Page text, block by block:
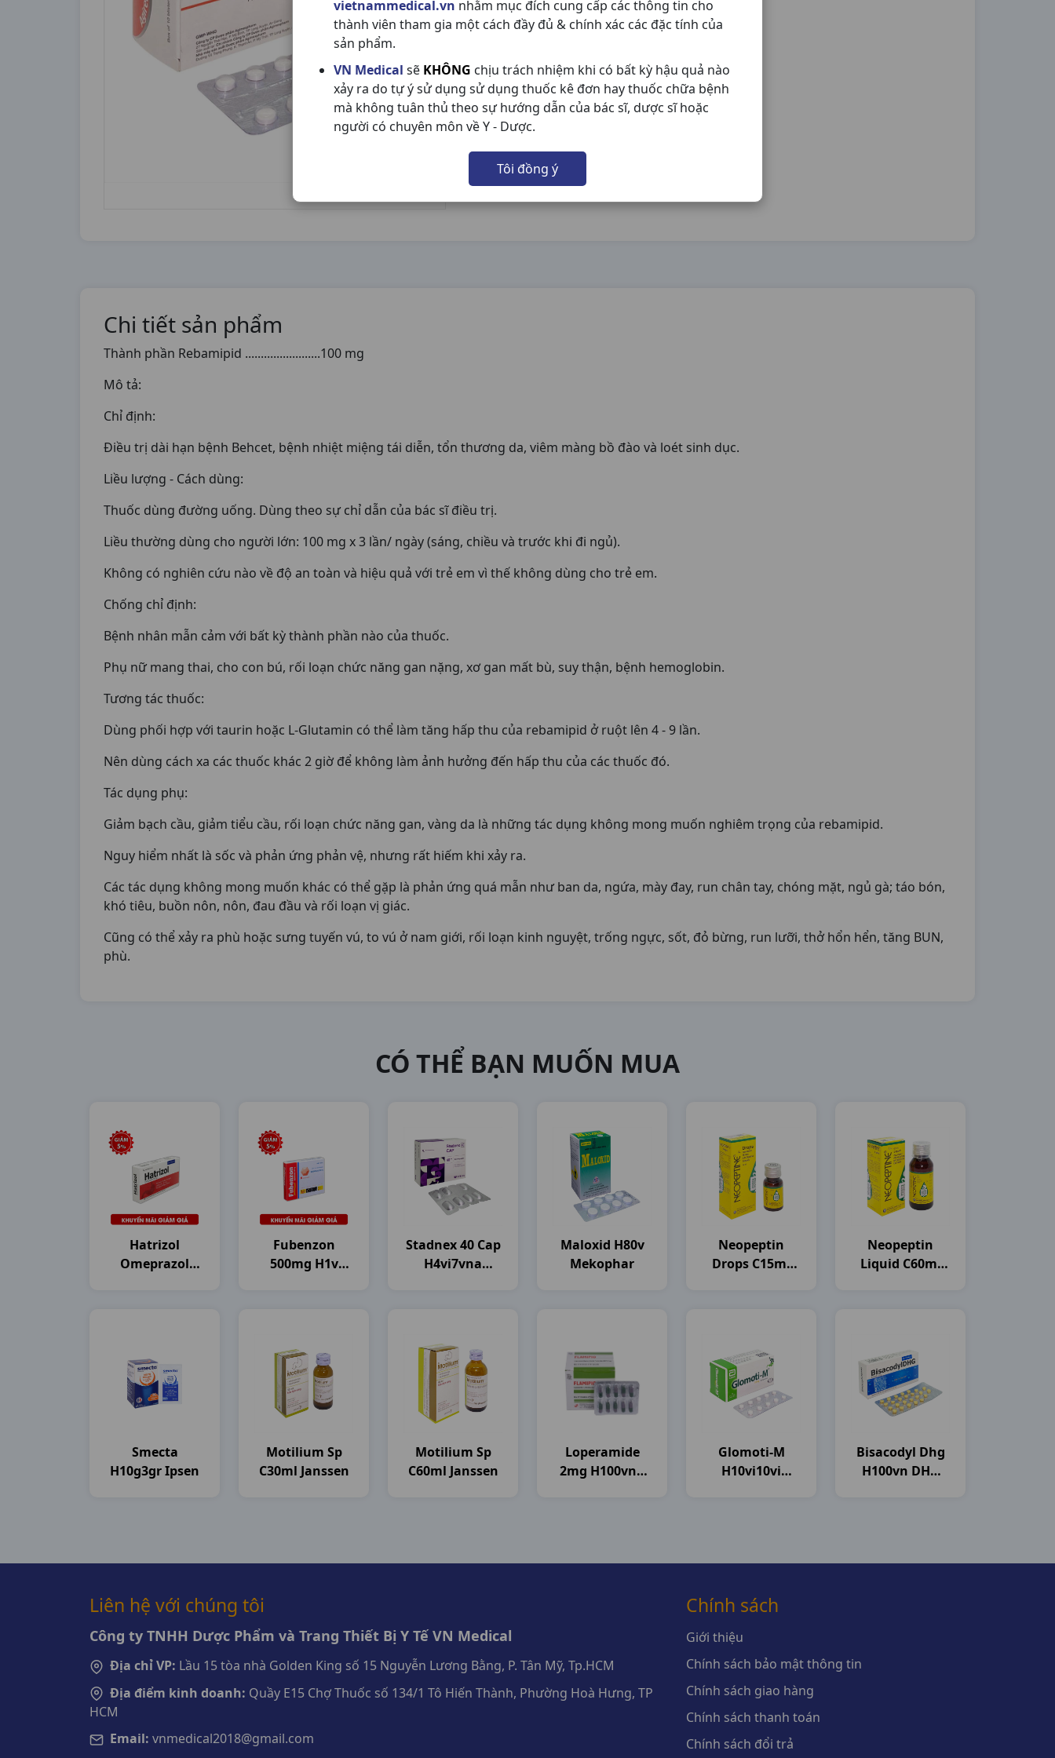
vietnammedical.vn nhằm mục đích cung cấp các thông tin cho
thành viên tham gia một cách đầy đủ & chính xác các đặc tính của
sản phẩm.
VN Medical sẽ KHÔNG chịu trách nhiệm khi có bất kỳ hậu quả nào
xảy ra do tự ý sử dụng sử dụng thuốc kê đơn hay thuốc chữa bệnh
mà không tuân thủ theo sự hướng dẫn của bác sĩ, dược sĩ hoặc
người có chuyên môn về Y - Dược.
Tôi đồng ý
Chi tiết sản phẩm
Thành phần Rebamipid ........................100 mg
Mô tả:
Chỉ định:
Điều trị dài hạn bệnh Behcet, bệnh nhiệt miệng tái diễn, tổn thương da, viêm màng bồ đào và loét sinh dục.
Liều lượng - Cách dùng:
Thuốc dùng đường uống. Dùng theo sự chỉ dẫn của bác sĩ điều trị.
Liều thường dùng cho người lớn: 100 mg x 3 lần/ ngày (sáng, chiều và trước khi đi ngủ).
Không có nghiên cứu nào về độ an toàn và hiệu quả với trẻ em vì thế không dùng cho trẻ em.
Chống chỉ định:
Bệnh nhân mẫn cảm với bất kỳ thành phần nào của thuốc.
Phụ nữ mang thai, cho con bú, rối loạn chức năng gan nặng, xơ gan mất bù, suy thận, bệnh hemoglobin.
Tương tác thuốc:
Dùng phối hợp với taurin hoặc L-Glutamin có thể làm tăng hấp thu của rebamipid ở ruột lên 4 - 9 lần.
Nên dùng cách xa các thuốc khác 2 giờ để không làm ảnh hưởng đến hấp thu của các thuốc đó.
Tác dụng phụ:
Giảm bạch cầu, giảm tiểu cầu, rối loạn chức năng gan, vàng da là những tác dụng không mong muốn nghiêm trọng của rebamipid.
Nguy hiểm nhất là sốc và phản ứng phản vệ, nhưng rất hiếm khi xảy ra.
Các tác dụng không mong muốn khác có thể gặp là phản ứng quá mẫn như ban da, ngứa, mày đay, run chân tay, chóng mặt, ngủ gà; táo bón,
khó tiêu, buồn nôn, nôn, đau đầu và rối loạn vị giác.
Cũng có thể xảy ra phù hoặc sưng tuyến vú, to vú ở nam giới, rối loạn kinh nguyệt, trống ngực, sốt, đỏ bừng, run lưỡi, thở hổn hển, tăng BUN,
phù.
CÓ THỂ BẠN MUỐN MUA
Hatrizol
Omeprazol
Fubenzon
500mg H1v
Stadnex 40 Cap
H4vi7vna
Maloxid H80v
Mekophar
Neopeptin
Drops C15ml
Neopeptin
Liquid C60ml
Smecta
H10g3gr Ipsen
Motilium Sp
C30ml Janssen
Motilium Sp
C60ml Janssen
Loperamide
2mg H100vna
Glomoti-M
H10vi10vi
Bisacodyl Dhg
H100vn DHG
Liên hệ với chúng tôi
Công ty TNHH Dược Phẩm và Trang Thiết Bị Y Tế VN Medical
Địa chỉ VP: Lầu 15 tòa nhà Golden King số 15 Nguyễn Lương Bằng, P. Tân Mỹ, Tp.HCM
Địa điểm kinh doanh: Quầy E15 Chợ Thuốc số 134/1 Tô Hiến Thành, Phường Hoà Hưng, TP
HCM
Email: vnmedical2018@gmail.com
Chính sách
Giới thiệu
Chính sách bảo mật thông tin
Chính sách giao hàng
Chính sách thanh toán
Chính sách đổi trả